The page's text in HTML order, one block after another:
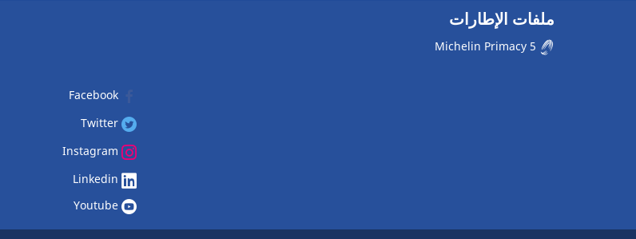
ملفات الإطارات
Facebook
Twitter
Youtube